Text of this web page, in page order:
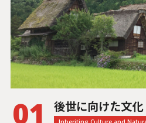
01 後世に向けた文